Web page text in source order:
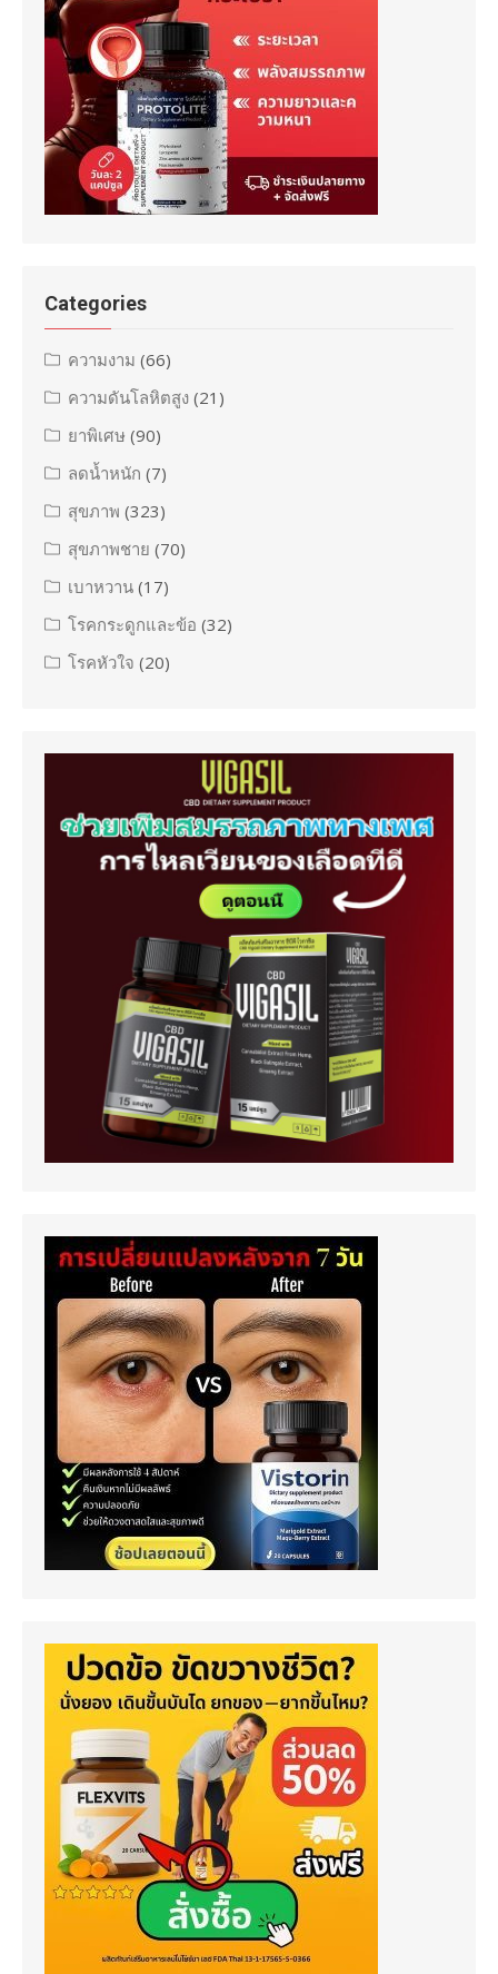
Categories
ความงาม (66)
ความดันโลหิตสูง (21)
ยาพิเศษ (90)
ลดน้ำหนัก (7)
สุขภาพ (323)
สุขภาพชาย (70)
เบาหวาน (17)
โรคกระดูกและข้อ (32)
โรคหัวใจ (20)